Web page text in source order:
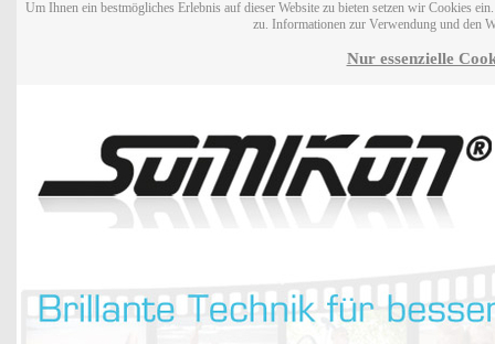
Um Ihnen ein bestmögliches Erlebnis auf dieser Website zu bieten setzen wir Cookies
zu. Informationen zur Verwendung und den
Nur essenzielle